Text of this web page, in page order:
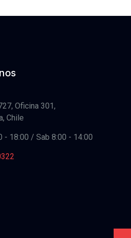
Oficina 301,
Chile
- 18:00 / Sab 8:00 - 14:00